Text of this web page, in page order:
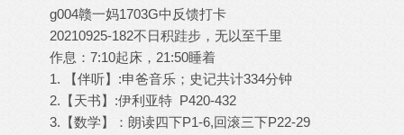
g004赣一妈1703G中反馈打卡
20210925-182不日积跬步，无以至千里
作息：7:10起床，21:50睡着
1. 【伴听】:申爸音乐；史记共计334分钟
2.【天书】:伊利亚特 P420-432
3.【数学】：朗读四下P1-6,回滚三下P22-29